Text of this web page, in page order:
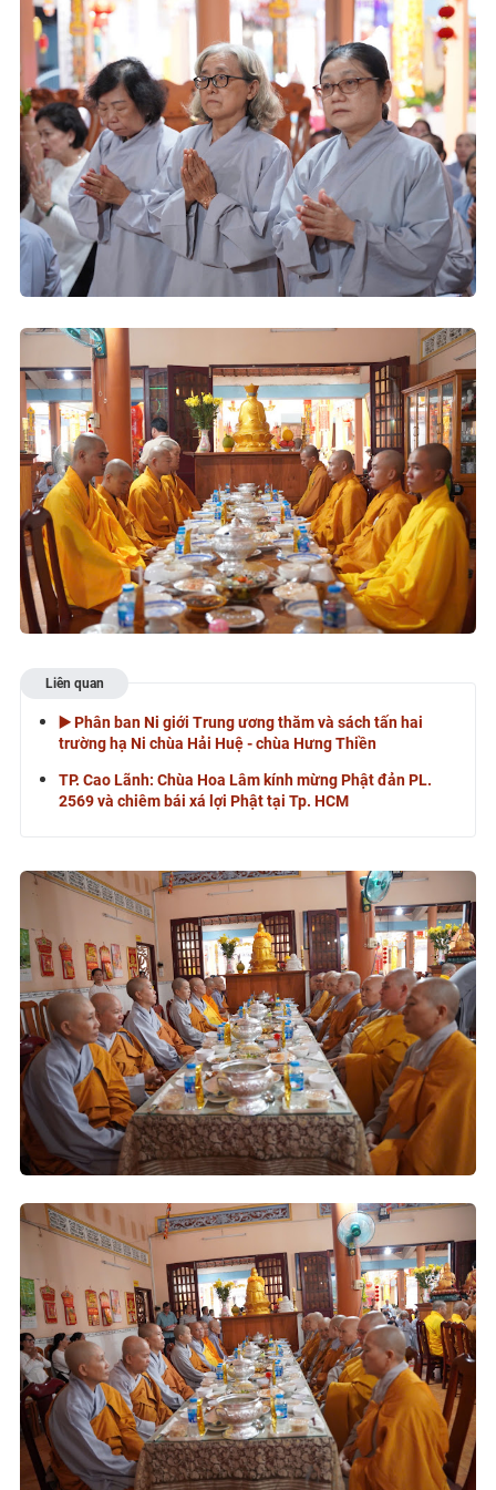
Liên quan
▶️ Phân ban Ni giới Trung ương thăm và sách tấn hai
trường hạ Ni chùa Hải Huệ - chùa Hưng Thiền
TP. Cao Lãnh: Chùa Hoa Lâm kính mừng Phật đản PL.
2569 và chiêm bái xá lợi Phật tại Tp. HCM